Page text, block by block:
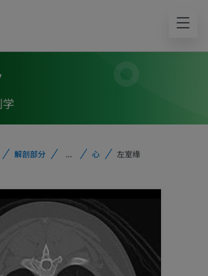
解剖部分 ... 心 左室缘